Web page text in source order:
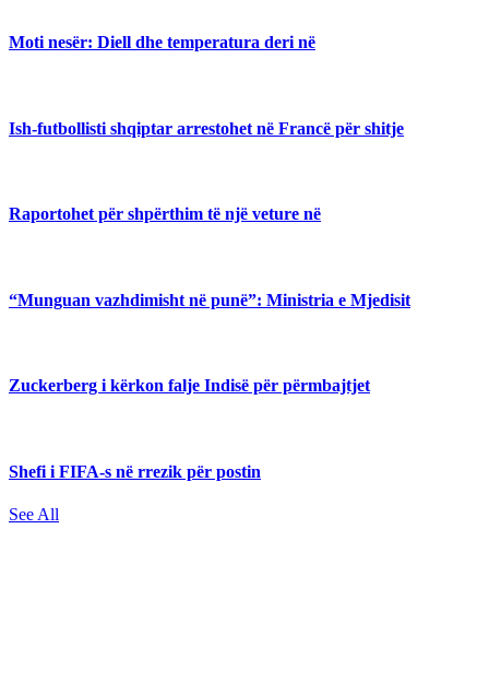
Moti nesër: Diell dhe temperatura deri në
Ish-futbollisti shqiptar arrestohet në Francë për shitje
Raportohet për shpërthim të një veture në
“Munguan vazhdimisht në punë”: Ministria e Mjedisit
Zuckerberg i kërkon falje Indisë për përmbajtjet
Shefi i FIFA-s në rrezik për postin
See All